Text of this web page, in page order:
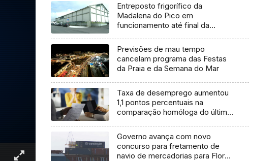
Entreposto frigorífico da
Madalena do Pico em
funcionamento até final da
Previsões de mau tempo
cancelam programa das Festas
da Praia e da Semana do Mar
Taxa de desemprego aumentou
1,1 pontos percentuais na
comparação homóloga do último
Governo avança com novo
concurso para fretamento de
navio de mercadorias para Flores